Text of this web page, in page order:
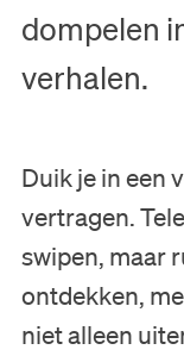
dompelen
verhalen.
Duik je in een
vertragen.
swipen, maar
ontdekken,
niet alleen